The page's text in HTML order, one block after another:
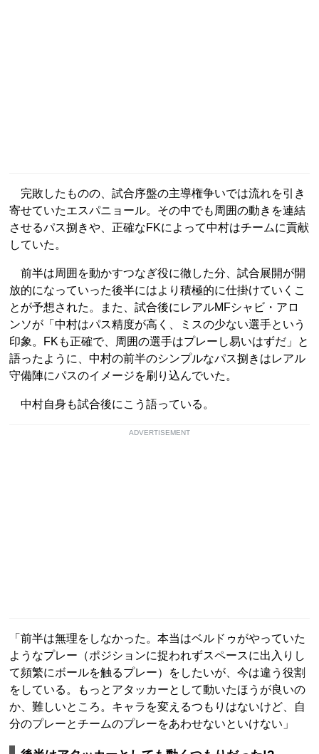
完敗したものの、試合序盤の主導権争いでは流れを引き
寄せていたエスパニョール。その中でも周囲の動きを連結
させるパス捌きや、正確なFKによって中村はチームに貢献
していた。
前半は周囲を動かすつなぎ役に徹した分、試合展開が開
放的になっていった後半にはより積極的に仕掛けていくこ
とが予想された。また、試合後にレアルMFシャビ・アロ
ンソが「中村はパス精度が高く、ミスの少ない選手という
印象。FKも正確で、周囲の選手はプレーし易いはずだ」と
語ったように、中村の前半のシンプルなパス捌きはレアル
守備陣にパスのイメージを刷り込んでいた。
中村自身も試合後にこう語っている。
ADVERTISEMENT
「前半は無理をしなかった。本当はベルドゥがやっていた
ようなプレー（ポジションに捉われずスペースに出入りし
て頻繁にボールを触るプレー）をしたいが、今は違う役割
をしている。もっとアタッカーとして動いたほうが良いの
か、難しいところ。キャラを変えるつもりはないけど、自
分のプレーとチームのプレーをあわせないといけない」